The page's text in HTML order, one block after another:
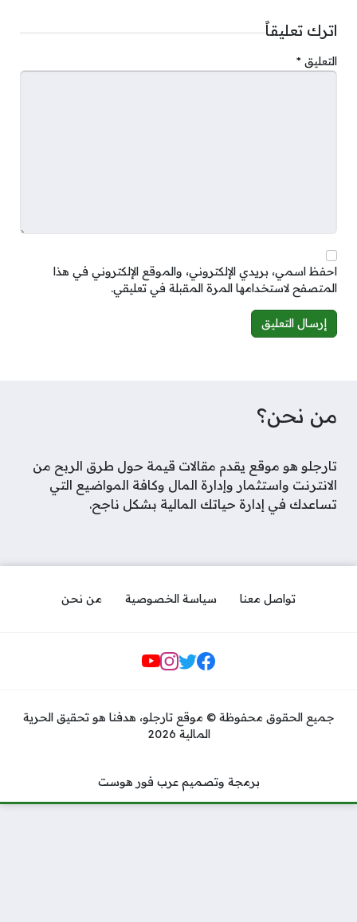
اترك تعليقاً
التعليق *
احفظ اسمي، بريدي الإلكتروني، والموقع الإلكتروني في هذا
المتصفح لاستخدامها المرة المقبلة في تعليقي.
من نحن؟
تارجلو هو موقع يقدم مقالات قيمة حول طرق الربح من
الانترنت واستثمار وإدارة المال وكافة المواضيع التي
تساعدك في إدارة حياتك المالية بشكل ناجح.
تواصل معنا سياسة الخصوصية من نحن
مواقع التواصل
جميع الحقوق محفوظة © موقع تارجلو، هدفنا هو تحقيق الحرية
المالية 2026
برمجة وتصميم عرب فور هوست